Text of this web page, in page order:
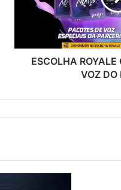
ESCOLHA ROYALE
VOZ DO